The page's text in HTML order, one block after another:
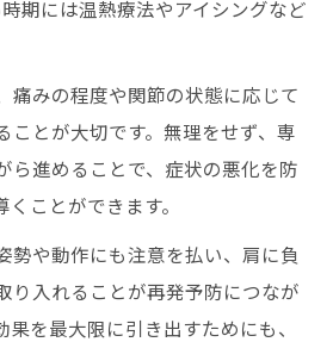
期には温熱療法やアイシングなど
痛みの程度や関節の状態に応じて
ことが大切です。無理をせず、専
ら進めることで、症状の悪化を防
ことができます。
勢や動作にも注意を払い、肩に負
り入れることが再発予防につなが
果を最大限に引き出すためにも、